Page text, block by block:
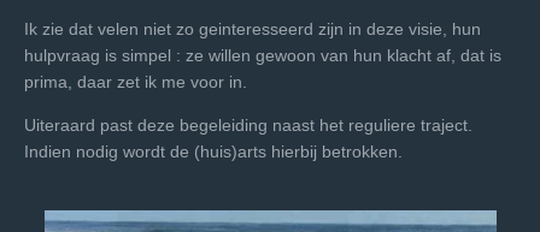
Ik zie dat velen niet zo geinteresseerd zijn in deze visie, hun
hulpvraag is simpel : ze willen gewoon van hun klacht af, dat is
prima, daar zet ik me voor in.
Uiteraard past deze begeleiding naast het reguliere traject.
Indien nodig wordt de (huis)arts hierbij betrokken.